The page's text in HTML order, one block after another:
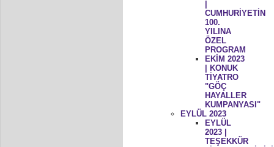
CUMHURİYETİN
100.
YILINA
ÖZEL
PROGRAM
EKİM 2023
| KONUK
TİYATRO
"GÖÇ
HAYALLER
KUMPANYASI"
EYLÜL 2023
EYLÜL
2023 |
TEŞEKKÜR